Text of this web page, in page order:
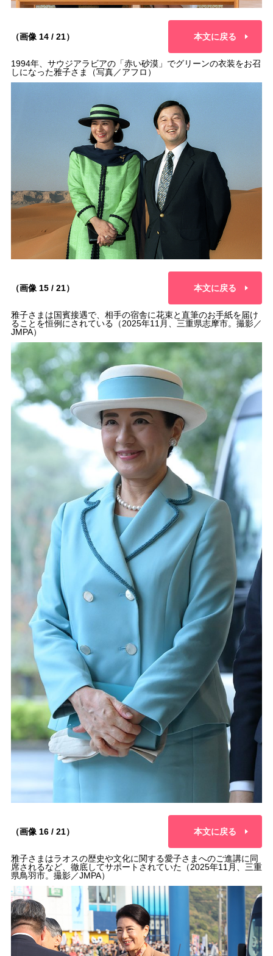
（画像 14 / 21） 本文に戻る
1994年、サウジアラビアの「赤い砂漠」でグリーンの衣装をお召
しになった雅子さま（写真／アフロ）
（画像 15 / 21） 本文に戻る
雅子さまは国賓接遇で、相手の宿舎に花束と直筆のお手紙を届け
ることを恒例にされている（2025年11月、三重県志摩市。撮影／
JMPA）
（画像 16 / 21） 本文に戻る
雅子さまはラオスの歴史や文化に関する愛子さまへのご進講に同
席されるなど、徹底してサポートされていた（2025年11月、三重
県鳥羽市。撮影／JMPA）